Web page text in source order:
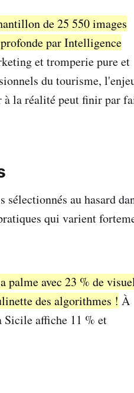
de 25 550 images
par Intelligence
et tromperie pure et
du tourisme,
à la réalité peut finir par
sélectionnés au hasard
qui varient
palme avec 23 % de
des algorithmes ! À
Sicile affiche 11 % et